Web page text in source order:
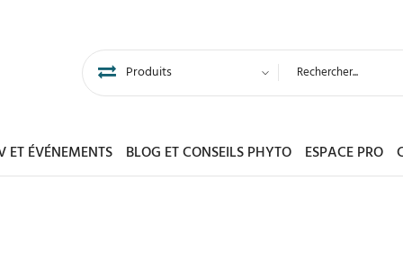
ET ÉVÉNEMENTS BLOG ET CONSEILS PHYTO ESPACE PRO